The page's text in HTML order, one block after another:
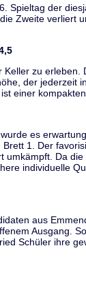
Spieltag der
Zweite verliert
zu
der jederzeit
einer
es
1. Der
Da
individuelle
aus
Ausgang.
Schüler ihre